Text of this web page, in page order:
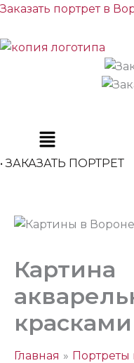
Перейти
содержимому
Заказать портрет в
• ЗАКАЗАТЬ ПОРТРЕТ
Картина
красками
Главная
Портреты